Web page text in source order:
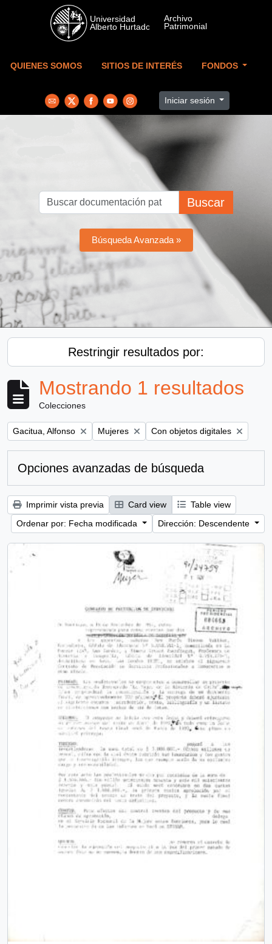
Skip to main content
QUIENES SOMOS SITIOS DE INTERÉS FONDOS
Iniciar sesión
Buscar
Búsqueda Avanzada »
Restringir resultados por:
Mostrando 1 resultados
Colecciones
Remove filter:
Gacitua, Alfonso Remove filter:
Mujeres Remove filter:
Con objetos digitales
Opciones avanzadas de búsqueda
Imprimir vista previa Card view
Table view
Ordenar por: Fecha modificada
Dirección: Descendente